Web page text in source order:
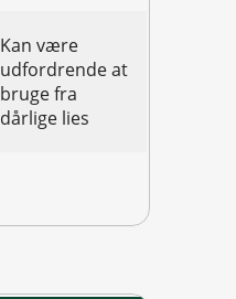
Kan være
udfordrende at
bruge fra
dårlige lies